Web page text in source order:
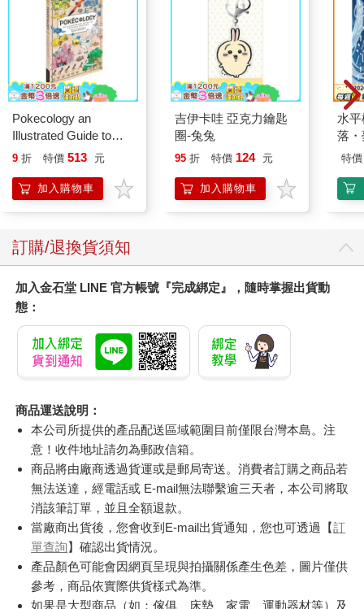
Pokecology an
Illustrated Guide to
Pokemon Ecology
Press)
9 折 特價 513 元
加入購物車
吉伊卡哇 亞克力鑰匙
圈-兔兔
95 折 特價 124 元
加入購物車
水
落
特價
訂購/退換貨須知
加入金石堂 LINE 官方帳號『完成綁定』，隨時掌握出貨動
態：
商品運送說明：
本公司所提供的產品配送區域範圍目前僅限台灣本島。注
意！收件地址請勿為郵政信箱。
商品將由廠商透過貨運或是郵局寄送。消費者訂購之商品若
無法送達，經電話或 E-mail無法聯繫逾三天者，本公司將取
消該筆訂單，並且全額退款。
當廠商出貨後，您會收到E-mail出貨通知，您也可透過【訂
單查詢】確認出貨情況。
產品顏色可能會因網頁呈現與拍攝關係產生色差，圖片僅供
參考，商品依實際供貨樣式為準。
如果是大型商品（如：傢俱、床墊、家電、運動器材等）及